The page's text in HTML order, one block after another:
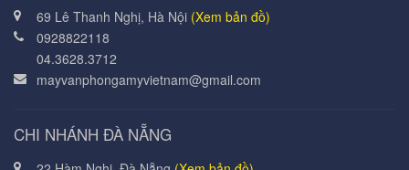
69 Lê Thanh Nghị, Hà Nội (Xem bản đồ)
0928822118
04.3628.3712
mayvanphongamyvietnam@gmail.com
CHI NHÁNH ĐÀ NẴNG